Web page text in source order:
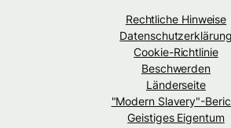
Rechtliche Hinweise
Datenschutzerklärung
Cookie-Richtlinie
Beschwerden
Länderseite
"Modern Slavery"-
Geistiges Eigentum